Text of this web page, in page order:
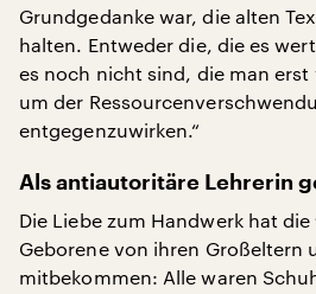
Grundgedanke war, die alten
halten. Entweder die, die es
es noch nicht sind, die man
um der
entgegenzuwirken.“
Als antiautoritäre Lehrerin
Die Liebe zum Handwerk hat
Geborene von ihren Großeltern
mitbekommen: Alle waren